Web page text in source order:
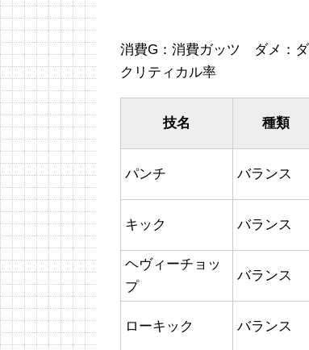
消費G：消費ガッツ ダメ：
クリティカル率
技名 種類
パンチ バランス
キック バランス
ヘヴィーチョッ
プ
バランス
ローキック バランス